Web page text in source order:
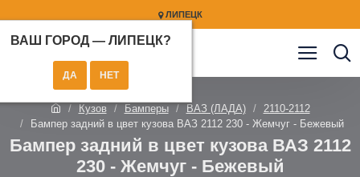
ЛИПЕЦК
ВАШ ГОРОД — ЛИПЕЦК?
Кузов Бамперы ВАЗ (ЛАДА)
2110-2112
Бампер задний в цвет кузова ВАЗ 2112 230 - Жемчуг - Бежевый
Бампер задний в цвет кузова ВАЗ 2112
230 - Жемчуг - Бежевый